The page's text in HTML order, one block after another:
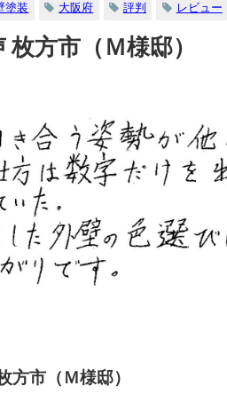
塗装 大阪府 評判 レビュー
枚方市（Ｍ様邸）
方市（Ｍ様邸）